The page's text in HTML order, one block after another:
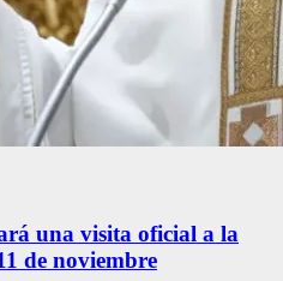
una visita oficial a la
de noviembre